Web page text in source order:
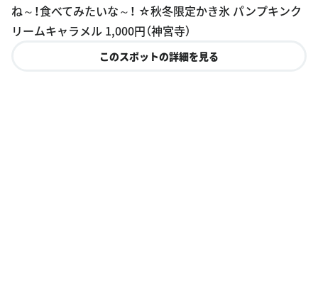
ね～！食べてみたいな～！ ☆秋冬限定かき氷 パンプキンク
リームキャラメル 1,000円（神宮寺）
このスポットの詳細を見る